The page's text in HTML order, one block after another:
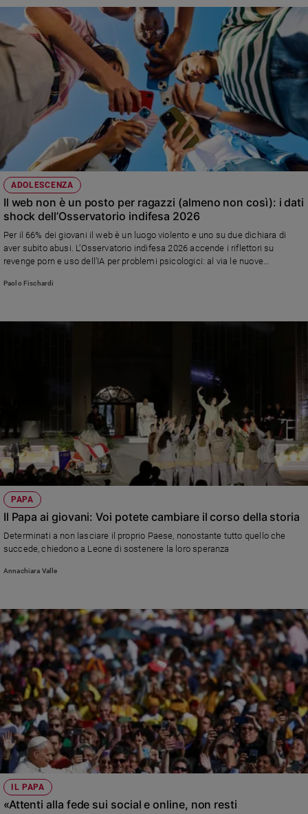
Vai
Riflessioni
Video
Podcast
Privacy
Policy
Chi
Social
ADOLESCENZA
Il web non è un posto per ragazzi (almeno non così): i dati
shock dell’Osservatorio indifesa 2026
Per il 66% dei giovani il web è un luogo violento e uno su due dichiara di
aver subito abusi. L’Osservatorio indifesa 2026 accende i riflettori su
revenge porn e uso dell’IA per problemi psicologici: al via le nuove
Paolo Fischardi
PAPA
Il Papa ai giovani: Voi potete cambiare il corso della storia
Determinati a non lasciare il proprio Paese, nonostante tutto quello che
succede, chiedono a Leone di sostenere la loro speranza
Annachiara Valle
IL PAPA
«Attenti alla fede sui social e online, non resti